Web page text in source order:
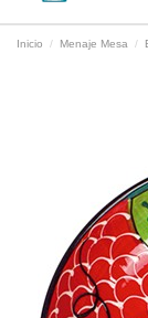
Inicio Menaje Mesa